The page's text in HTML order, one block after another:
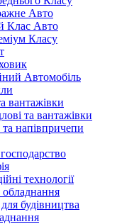
Авто
Клас Авто
Класу
Автомобіль
вантажівки
та вантажівки
напівпричепи
технології
будівництва